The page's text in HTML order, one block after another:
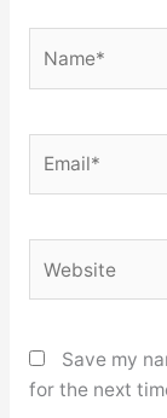
Save my
for the next